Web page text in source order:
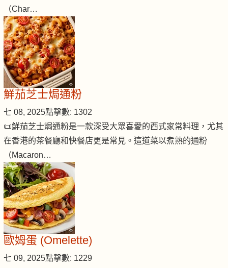
（Char…
鮮茄芝士焗通粉
七 08, 2025點擊數: 1302
📜鮮茄芝士焗通粉是一款深受大眾喜愛的西式家常料理，尤其
在香港的茶餐廳和快餐店更是常見。這道菜以煮熟的通粉
（Macaron…
歐姆蛋 (Omelette)
七 09, 2025點擊數: 1229